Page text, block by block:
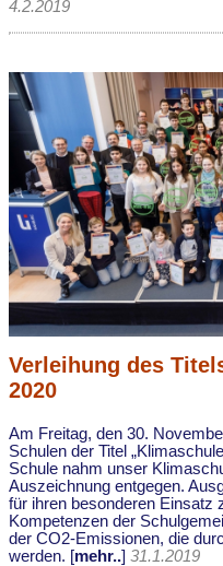
4.2.2019
Verleihung des
2020
Am Freitag, den 30.
Schulen der Titel
Schule nahm unser
Auszeichnung entgegen.
für ihren besonderen Einsatz
Kompetenzen der
der CO2-Emissionen, die
werden. [mehr..] 31.1.2019